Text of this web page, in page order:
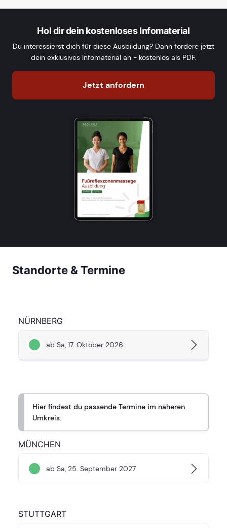
Hol dir dein kostenloses Infomaterial
Du interessierst dich für diese Ausbildung? Dann fordere jetzt
dein exklusives Infomaterial an - kostenlos als PDF.
Jetzt anfordern
Standorte & Termine
NÜRNBERG
ab Sa, 17. Oktober 2026
Hier findest du passende Termine im näheren
Umkreis.
MÜNCHEN
ab Sa, 25. September 2027
STUTTGART